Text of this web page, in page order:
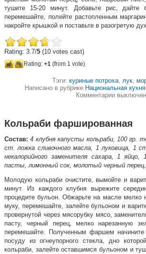
тушите 15-20 минут. Добавьте рис, дайте
перемешайте, полейте растопленным
накройте крышкой и поставьте в разогретую
Rating: 3.7/5 (10 votes cast)
Rating: +1 (from 1 vote)
Тэги: куриные потроха, лук,
Написано в рубрике Национальная кухня
Комментарии
Кольраби фаршированная
Состав:4 клубня капусты кольраби, 100 гр.
ст. ложка сливочного масла, 1 луковица, 1
некалорийного заменителя сахара, 1
пасты, лимонный сок, молотый черный
Молодую кольраби очистите, вымойте и
минут. Из каждого клубня вырежите
процедите бульон. Обжарьте на масле мелко
муку, перемешайте, залейте бульоном и
провернутой через мясорубку мясо,
пасту, черный перец, мелко нарезанную
перемешайте. Полученным фаршем
посуду из огнеупорного стекла, дно
кольраби, залейте оставшимся бульоном и